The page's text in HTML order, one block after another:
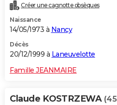
Créer une cagnotte obsèques
Naissance
14/05/1973 à Nancy
Décès
20/12/1999 à Laneuvelotte
Famille JEANMAIRE
Claude KOSTRZEWA